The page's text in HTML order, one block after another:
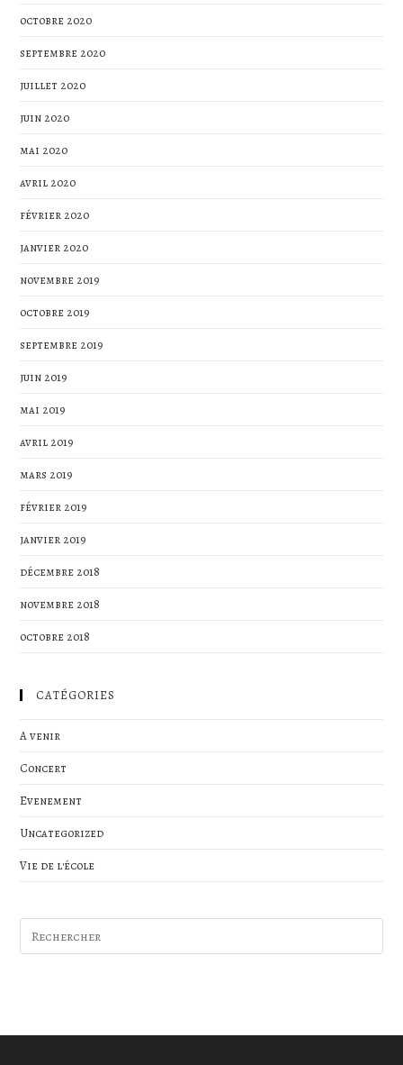
octobre 2020
septembre 2020
juillet 2020
juin 2020
mai 2020
avril 2020
février 2020
janvier 2020
novembre 2019
octobre 2019
septembre 2019
juin 2019
mai 2019
avril 2019
mars 2019
février 2019
janvier 2019
décembre 2018
novembre 2018
octobre 2018
CATÉGORIES
A venir
Concert
Evenement
Uncategorized
Vie de l'école